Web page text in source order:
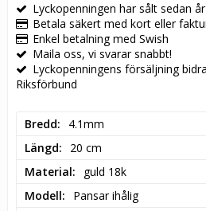
Lyckopenningen har sålt sedan
Betala säkert med kort eller
Enkel betalning med Swish
Maila oss, vi svarar snabbt!
Lyckopenningens försäljning
Riksförbund
Bredd
4.1mm
Längd
20 cm
Material
guld 18k
Modell
Pansar ihålig